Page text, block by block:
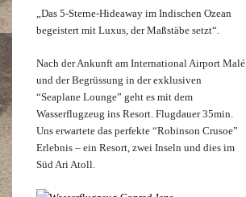
„Das 5-Sterne-Hideaway im Indischen Ozean
begeistert mit Luxus, der Maßstäbe setzt“.
Nach der Ankunft am International Airport Malé
und der Begrüssung in der exklusiven
“Seaplane Lounge” geht es mit dem
Wasserflugzeug ins Resort. Flugdauer 35min.
Uns erwartete das perfekte “Robinson Crusoe”
Erlebnis – ein Resort, zwei Inseln und dies im
Süd Ari Atoll.